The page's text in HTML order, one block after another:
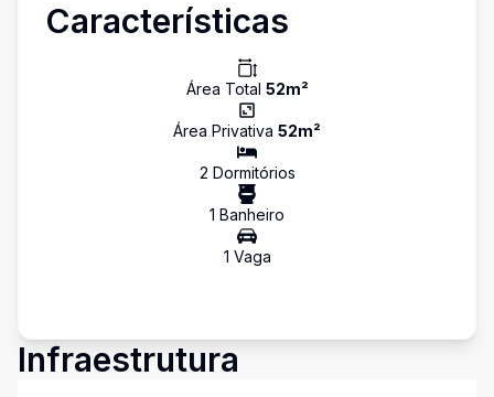
Características
Área Total 52m²
Área Privativa 52m²
2 Dormitórios
1 Banheiro
1 Vaga
Infraestrutura